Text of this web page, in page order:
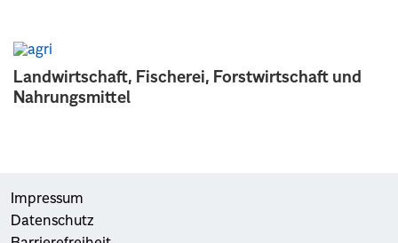
Landwirtschaft, Fischerei, Forstwirtschaft und
Nahrungsmittel
Impressum
Datenschutz